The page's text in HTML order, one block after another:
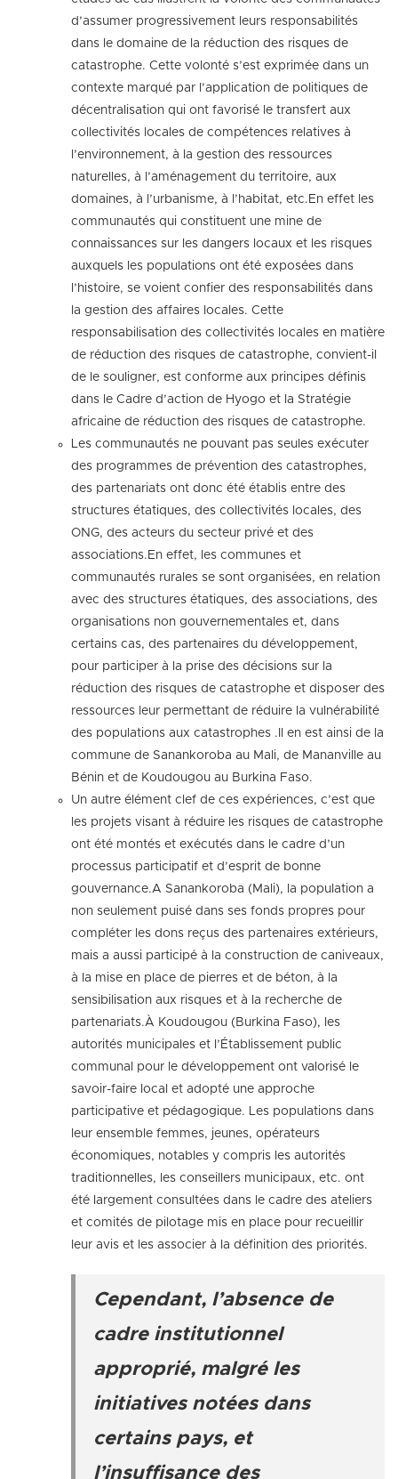
d’assumer progressivement leurs responsabilités
dans le domaine de la réduction des risques de
catastrophe. Cette volonté s’est exprimée dans un
contexte marqué par l’application de politiques de
décentralisation qui ont favorisé le transfert aux
collectivités locales de compétences relatives à
l’environnement, à la gestion des ressources
naturelles, à l’aménagement du territoire, aux
domaines, à l’urbanisme, à l’habitat, etc.En effet les
communautés qui constituent une mine de
connaissances sur les dangers locaux et les risques
auxquels les populations ont été exposées dans
l’histoire, se voient confier des responsabilités dans
la gestion des affaires locales. Cette
responsabilisation des collectivités locales en matière
de réduction des risques de catastrophe, convient-il
de le souligner, est conforme aux principes définis
dans le Cadre d’action de Hyogo et la Stratégie
africaine de réduction des risques de catastrophe.
Les communautés ne pouvant pas seules exécuter
des programmes de prévention des catastrophes,
des partenariats ont donc été établis entre des
structures étatiques, des collectivités locales, des
ONG, des acteurs du secteur privé et des
associations.En effet, les communes et
communautés rurales se sont organisées, en relation
avec des structures étatiques, des associations, des
organisations non gouvernementales et, dans
certains cas, des partenaires du développement,
pour participer à la prise des décisions sur la
réduction des risques de catastrophe et disposer des
ressources leur permettant de réduire la vulnérabilité
des populations aux catastrophes .Il en est ainsi de la
commune de Sanankoroba au Mali, de Mananville au
Bénin et de Koudougou au Burkina Faso.
Un autre élément clef de ces expériences, c’est que
les projets visant à réduire les risques de catastrophe
ont été montés et exécutés dans le cadre d’un
processus participatif et d’esprit de bonne
gouvernance.A Sanankoroba (Mali), la population a
non seulement puisé dans ses fonds propres pour
compléter les dons reçus des partenaires extérieurs,
mais a aussi participé à la construction de caniveaux,
à la mise en place de pierres et de béton, à la
sensibilisation aux risques et à la recherche de
partenariats.À Koudougou (Burkina Faso), les
autorités municipales et l’Établissement public
communal pour le développement ont valorisé le
savoir-faire local et adopté une approche
participative et pédagogique. Les populations dans
leur ensemble femmes, jeunes, opérateurs
économiques, notables y compris les autorités
traditionnelles, les conseillers municipaux, etc. ont
été largement consultées dans le cadre des ateliers
et comités de pilotage mis en place pour recueillir
leur avis et les associer à la définition des priorités.
Cependant, l’absence de
cadre institutionnel
approprié, malgré les
initiatives notées dans
certains pays, et
l’insuffisance des